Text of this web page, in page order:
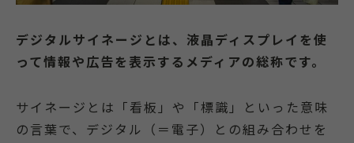
デジタルサイネージとは、液晶ディスプレイを使
って情報や広告を表示するメディアの総称です。
サイネージとは「看板」や「標識」といった意味
の言葉で、デジタル（＝電子）との組み合わせを